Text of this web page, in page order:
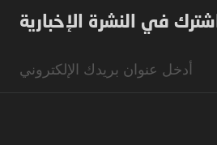
اشترك في النشرة الإخبارية